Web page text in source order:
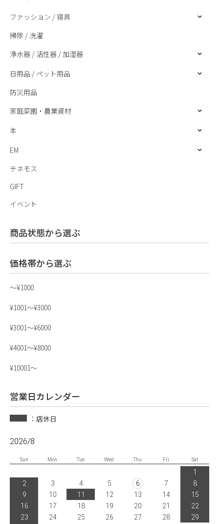
ファッション / 寝具
掃除 / 洗濯
浄水器 / 活性器 / 加湿器
日用品 / ペット用品
防災用品
家庭菜園・農業資材
本
EM
テネモス
GIFT
イベント
商品状態から選ぶ
価格帯から選ぶ
〜¥1000
¥1001〜¥3000
¥3001〜¥6000
¥4001〜¥8000
¥10001〜
営業日カレンダー
：店休日
2026/8
Sun Mon Tue Wed Thu Fri Sat
1
2
3 4 5 6 7
8
9
10 11 12 13 14
15
16
17 18 19 20 21
22
23
24 25 26 27 28
29